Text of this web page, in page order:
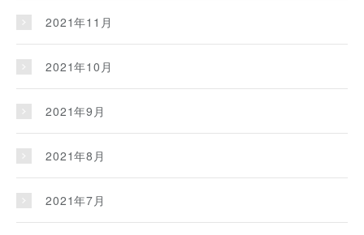
2021年11月
2021年10月
2021年9月
2021年8月
2021年7月